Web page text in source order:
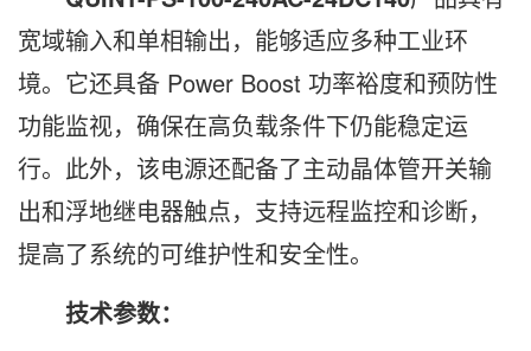
宽域输入和单相输出，能够适应多种工业环
境。它还具备 Power Boost 功率裕度和预防性
功能监视，确保在高负载条件下仍能稳定运
行。此外，该电源还配备了主动晶体管开关输
出和浮地继电器触点，支持远程监控和诊断，
提高了系统的可维护性和安全性。
技术参数：